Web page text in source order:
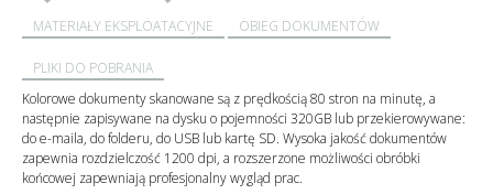
MATERIAŁY EKSPLOATACYJNE OBIEG DOKUMENTÓW
PLIKI DO POBRANIA
Kolorowe dokumenty skanowane są z prędkością 80 stron na minutę, a
następnie zapisywane na dysku o pojemności 320GB lub przekierowywane:
do e-maila, do folderu, do USB lub kartę SD. Wysoka jakość dokumentów
zapewnia rozdzielczość 1200 dpi, a rozszerzone możliwości obróbki
końcowej zapewniają profesjonalny wygląd prac.